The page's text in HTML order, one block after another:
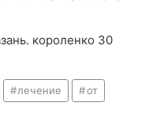
короленко 30
лечение от